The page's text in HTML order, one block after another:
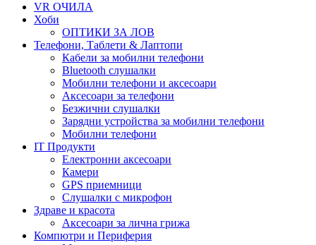
VR ОЧИЛА
Хоби
ОПТИКИ ЗА ЛОВ
Телефони, Таблети & Лаптопи
Кабели за мобилни телефони
Bluetooth слушалки
Мобилни телефони и аксесоари
Аксесоари за телефони
Безжични слушалки
Зарядни устройства за мобилни телефони
Мобилни телефони
IT Продукти
Електронни аксесоари
Камери
GPS приемници
Слушалки с микрофон
Здраве и красота
Аксесоари за лична грижа
Компютри и Периферия